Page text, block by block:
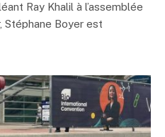
Ray Khalil à l’assemblée
Stéphane Boyer est